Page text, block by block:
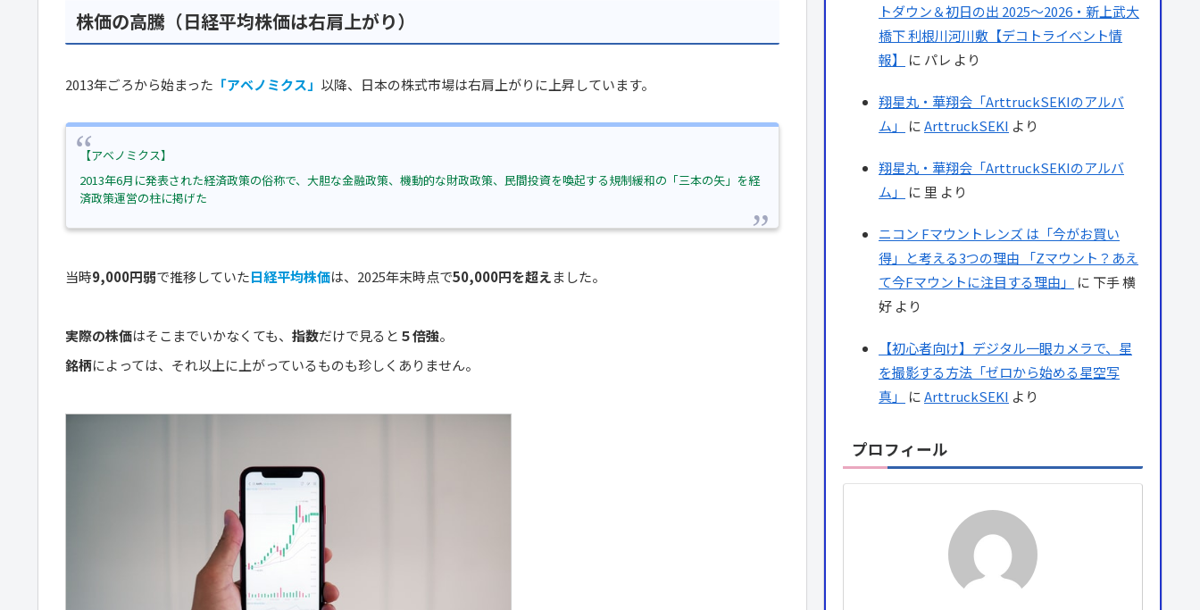
株価の高騰（日経平均株価は右肩上がり）
2013年ごろから始まった 「アベノミクス」 以降、日本の株式市場は右肩上がりに上昇しています。
【アベノミクス】
2013年6月に発表された経済政策の俗称で、大胆な金融政策、機動的な財政政策、民間投資を喚起する規制緩和の「三本の矢」を経
済政策運営の柱に掲げた
当時9,000円弱で推移していた日経平均株価は、2025年末時点で50,000円を超えました。
実際の株価はそこまでいかなくても、 指数だけで見ると ５倍強。
銘柄によっては、それ以上に上がっているものも珍しくありません。
トダウン＆初日の出 2025～2026・新上武大
橋下 利根川河川敷【デコトライベント情
報】
に パレ より
翔星丸・華翔会「ArttruckSEKIのアルバ
ム」
にArttruckSEKI より
翔星丸・華翔会「ArttruckSEKIのアルバ
ム」
に 里 より
ニコン Fマウントレンズ は「今がお買い
得」と考える3つの理由 「Zマウント？あえ
て今Fマウントに注目する理由」
に 下手 横
好 より
【初心者向け】デジタル一眼カメラで、星
を撮影する方法「ゼロから始める星空写
真」
にArttruckSEKI より
プロフィール